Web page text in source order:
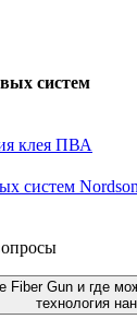
систем
клея ПВА
систем Nordson
Fiber Gun и где
технология